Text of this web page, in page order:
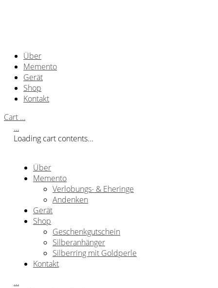
Über
Memento
Gerät
Shop
Kontakt
Cart …
…
Loading cart contents...
Über
Memento
Verlobungs- & Eheringe
Andenken
Gerät
Shop
Geschenkgutschein
Silberanhänger
Silberring mit Goldperle
Kontakt
…